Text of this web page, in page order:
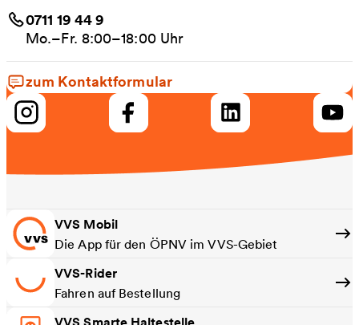
0711 19 44 9
Mo.–Fr. 8:00–18:00 Uhr
zum Kontaktformular
VVS Mobil
Die App für den ÖPNV im VVS-Gebiet
VVS-Rider
Fahren auf Bestellung